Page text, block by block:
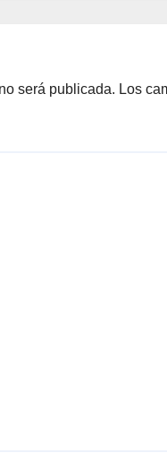
será publicada. Los